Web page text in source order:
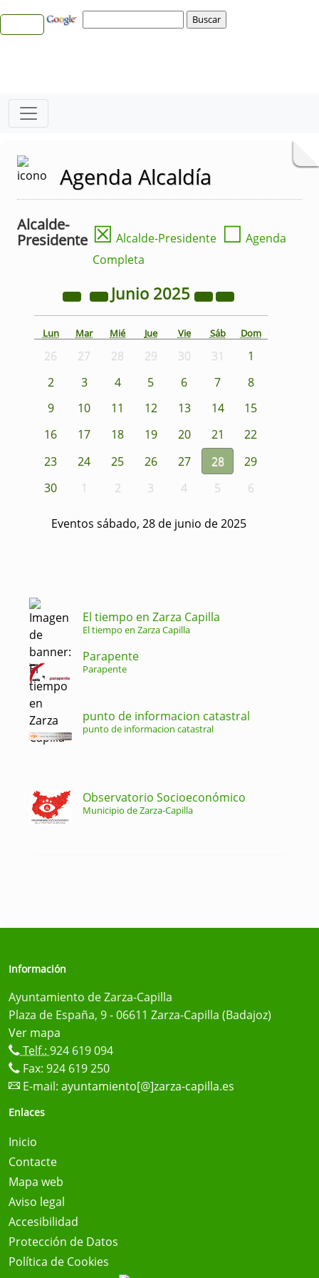
Agenda Alcaldía
Alcalde-
Presidente ☒ Alcalde-Presidente ☐ Agenda
Completa
Junio 2025
Lun Mar Mié Jue Vie Sáb Dom
26 27 28 29 30 31
1
2
3 4 5 6 7
8
9
10 11 12 13 14
15
16
17 18 19 20 21
22
23
24 25 26 27 28
29
30
1 2 3 4 5 6
Eventos sábado, 28 de junio de 2025
El tiempo en Zarza Capilla
El tiempo en Zarza Capilla
Parapente
Parapente
punto de informacion catastral
punto de informacion catastral
Observatorio Socioeconómico
Municipio de Zarza-Capilla
Información
Ayuntamiento de Zarza-Capilla
Plaza de España, 9 - 06611 Zarza-Capilla (Badajoz)
Ver mapa
Telf.: 924 619 094
Fax: 924 619 250
E-mail: ayuntamiento[@]zarza-capilla.es
Enlaces
Inicio
Contacte
Mapa web
Aviso legal
Accesibilidad
Protección de Datos
Política de Cookies